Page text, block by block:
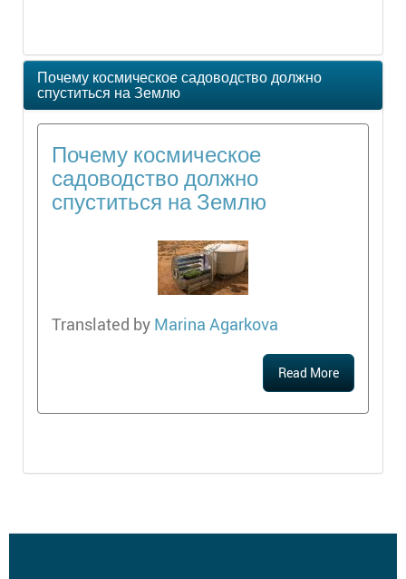
Почему космическое садоводство должно
спуститься на Землю
Почему космическое
садоводство должно
спуститься на Землю
Translated by Marina Agarkova
Read More